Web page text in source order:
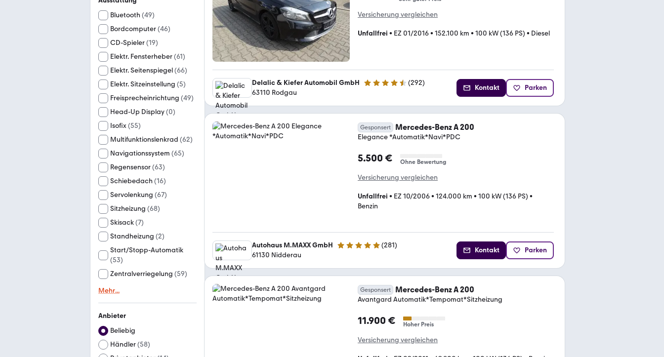
Bluetooth (49)
Bordcomputer(46)
CD-Spieler(19)
Elektr. Fensterheber(61)
Elektr. Seitenspiegel(66)
Elektr. Sitzeinstellung (5)
Freisprecheinrichtung (49)
Head-Up Display(0)
Isofix(55)
Multifunktionslenkrad (62)
Navigationssystem (65)
Regensensor(63)
Schiebedach (16)
Servolenkung (67)
Sitzheizung (68)
Skisack(7)
Standheizung (2)
Start/Stopp-Automatik
(53)
Zentralverriegelung (59)
Mehr...
Anbieter
Beliebig
Händler(58)
Versicherung vergleichen
Unfallfrei • EZ 01/2016• 152.100 km • 100 kW (136 PS) • Diesel
Delalic & Kiefer Automobil GmbH 4.7 Sterne (292)
63110 Rodgau
Kontakt Parken
Gesponsert Mercedes-Benz A 200
Elegance *Automatik*Navi*PDC
5.500 € Ohne Bewertung
Versicherung vergleichen
Unfallfrei • EZ 10/2006• 124.000 km • 100 kW (136 PS) •
Benzin
Autohaus M.MAXX GmbH 4.9 Sterne (281)
61130 Nidderau
Kontakt Parken
Gesponsert Mercedes-Benz A 200
Avantgard Automatik*Tempomat*Sitzheizung
11.900 € Hoher Preis
Versicherung vergleichen